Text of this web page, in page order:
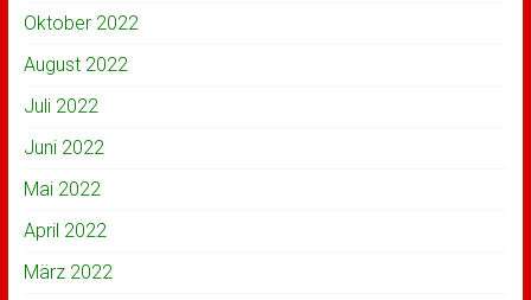
Oktober 2022
August 2022
Juli 2022
Juni 2022
Mai 2022
April 2022
März 2022